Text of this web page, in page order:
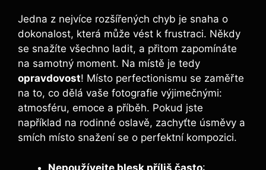
Jedna z nejvíce rozšířených chyb je snaha o
dokonalost, která může vést k frustraci. Někdy
se snažíte všechno ladit, a přitom zapomínáte
na samotný moment. Na místě je tedy
opravdovost! Místo perfectionismu se zaměřte
na to, co dělá vaše fotografie výjimečnými:
atmosféru, emoce a příběh. Pokud jste
například na rodinné oslavě, zachyťte úsměvy a
smích místo snažení se o perfektní kompozici.
Nepoužívejte blesk příliš často: